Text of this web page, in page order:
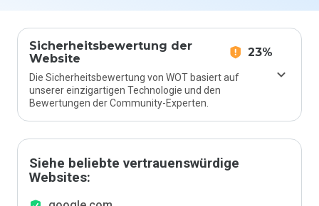
Sicherheitsbewertung der
Website
23%
Die Sicherheitsbewertung von WOT basiert auf
unserer einzigartigen Technologie und den
Bewertungen der Community-Experten.
Siehe beliebte vertrauenswürdige
Websites: